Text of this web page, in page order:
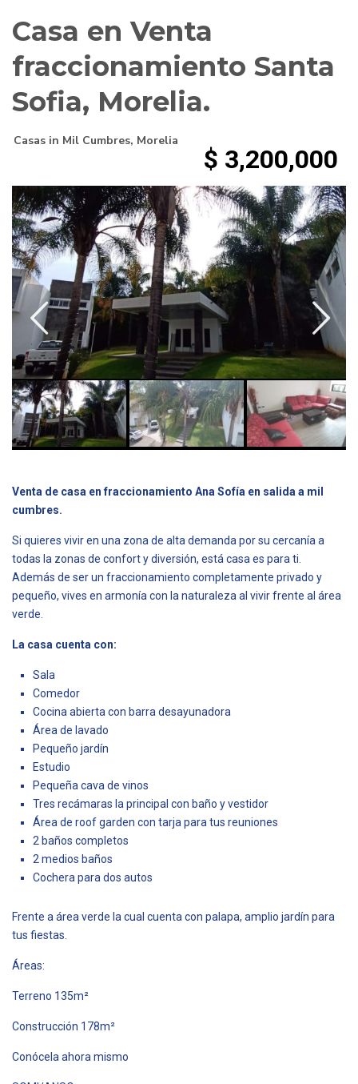
Casa en Venta
fraccionamiento Santa
Sofia, Morelia.
Casas in Mil Cumbres, Morelia
$ 3,200,000
Venta de casa en fraccionamiento Ana Sofía en salida a mil
cumbres.
Si quieres vivir en una zona de alta demanda por su cercanía a
todas la zonas de confort y diversión, está casa es para ti.
Además de ser un fraccionamiento completamente privado y
pequeño, vives en armonía con la naturaleza al vivir frente al área
verde.
La casa cuenta con:
Sala
Comedor
Cocina abierta con barra desayunadora
Área de lavado
Pequeño jardín
Estudio
Pequeña cava de vinos
Tres recámaras la principal con baño y vestidor
Área de roof garden con tarja para tus reuniones
2 baños completos
2 medios baños
Cochera para dos autos
Frente a área verde la cual cuenta con palapa, amplio jardín para
tus fiestas.
Áreas:
Terreno 135m²
Construcción 178m²
Conócela ahora mismo